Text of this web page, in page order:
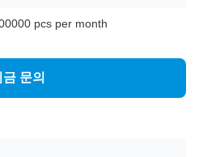
pcs per month
금 문의